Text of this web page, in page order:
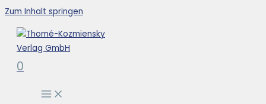
Zum Inhalt springen
0